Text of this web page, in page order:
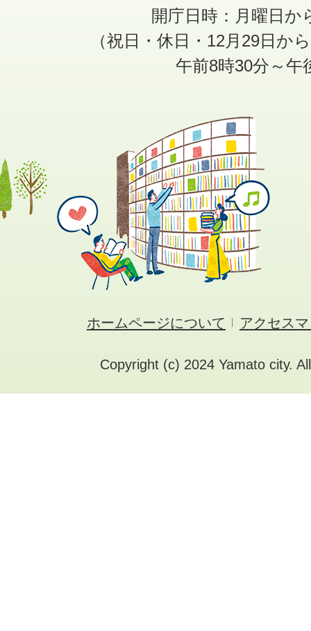
開庁日時：月曜日か
（祝日・休日・12月29日か
午前8時30分～午
ホームページについて アクセス
Copyright (c) 2024 Yamato city.